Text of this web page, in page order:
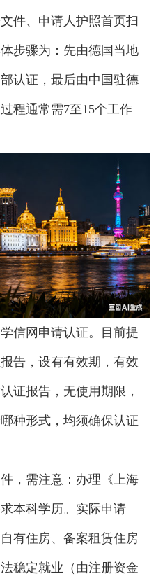
件、申请人护照首页扫
步骤为：先由德国当地
认证，最后由中国驻德
程通常需7至15个工作
网申请认证。目前提
告，设有有效期，有效
证报告，无使用期限，
种形式，均须确保认证
需注意：办理《上海
本科学历。实际申请
有住房、备案租赁住房
稳定就业（由注册资金